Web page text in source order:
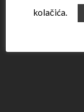
kolačića.